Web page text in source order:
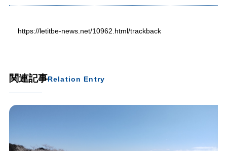
https://letitbe-news.net/10962.html/trackback
関連記事Relation Entry